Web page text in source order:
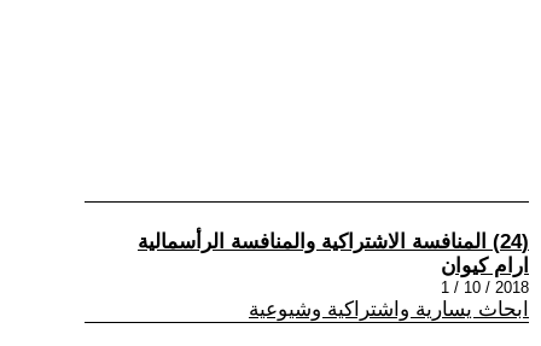
(24) المنافسة الاشتراكية والمنافسة الرأسمالية
ارام كيوان
2018 / 10 / 1
ابحاث يسارية واشتراكية وشيوعية